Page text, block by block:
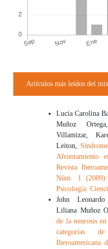
Detalles del artículo
Artículos más leídos del
Lucia Carolina
Muñoz
Villamizar,
Leiton,
Afrontamiento
Revista
Núm. 1 (2009):
Psicología:
John
Liliana Muñoz
de la neurosis
categorías
Iberoamericana